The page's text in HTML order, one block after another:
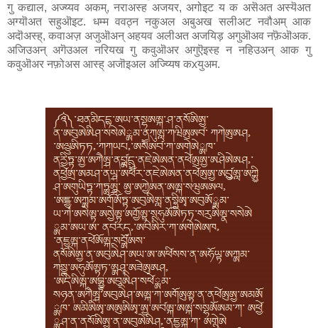
गु कद्याल, अज्य्यव अकम्, नराअस्ह अजयर, अगोइट य क असॆअत अस्यॆअत
अग्यॊअत सहुऒइट. धम्म ववठ्न नकुअल अबुअख सलीअट नवौअम् आक
अदॊअस्ह्, कवाअज़ अजुऒअन् अहयव अलीअत अजयिड़ अगुऒअव नफ़ॆऒअक.
अजिउअन् अगॆउअल नरियख गु कवुऒअर अगुऎइस्ह न नहिउअन् आक गु
कवुऒअर नफ़ोअस आस्ह् अजॊइअल अज्य्यिष कxयुअम.